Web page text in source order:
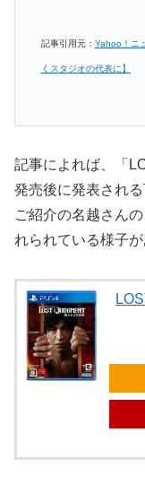
記事引用元： Yahoo！ニ
くスタジオの代表に】
記事によれば、「
発売後に発表され
ご紹介の名越さん
れられている様子が